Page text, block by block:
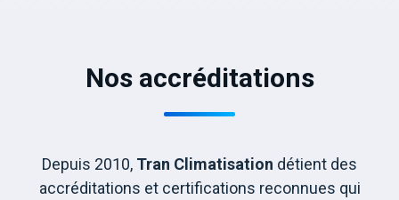
Nos accréditations
Depuis 2010, Tran Climatisation détient des
accréditations et certifications reconnues qui